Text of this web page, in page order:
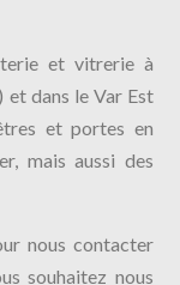
et vitrerie à
et dans le Var Est
et portes en
mais aussi des
nous contacter
souhaitez nous